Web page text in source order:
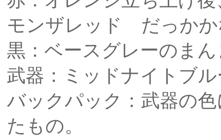
モンザレッド だっかか
黒：ベースグレーのま
武器：ミッドナイトブ
バックパック：武器の
たもの。